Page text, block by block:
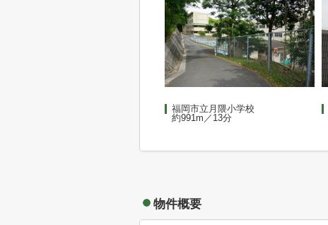
福岡市立月隈小学校
約991m／13分
物件概要